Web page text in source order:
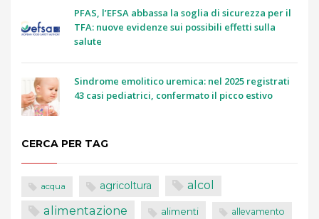
PFAS, l’EFSA abbassa la soglia di sicurezza per il
TFA: nuove evidenze sui possibili effetti sulla
salute
Sindrome emolitico uremica: nel 2025 registrati
43 casi pediatrici, confermato il picco estivo
CERCA PER TAG
acqua agricoltura alcol
alimentazione alimenti allevamento